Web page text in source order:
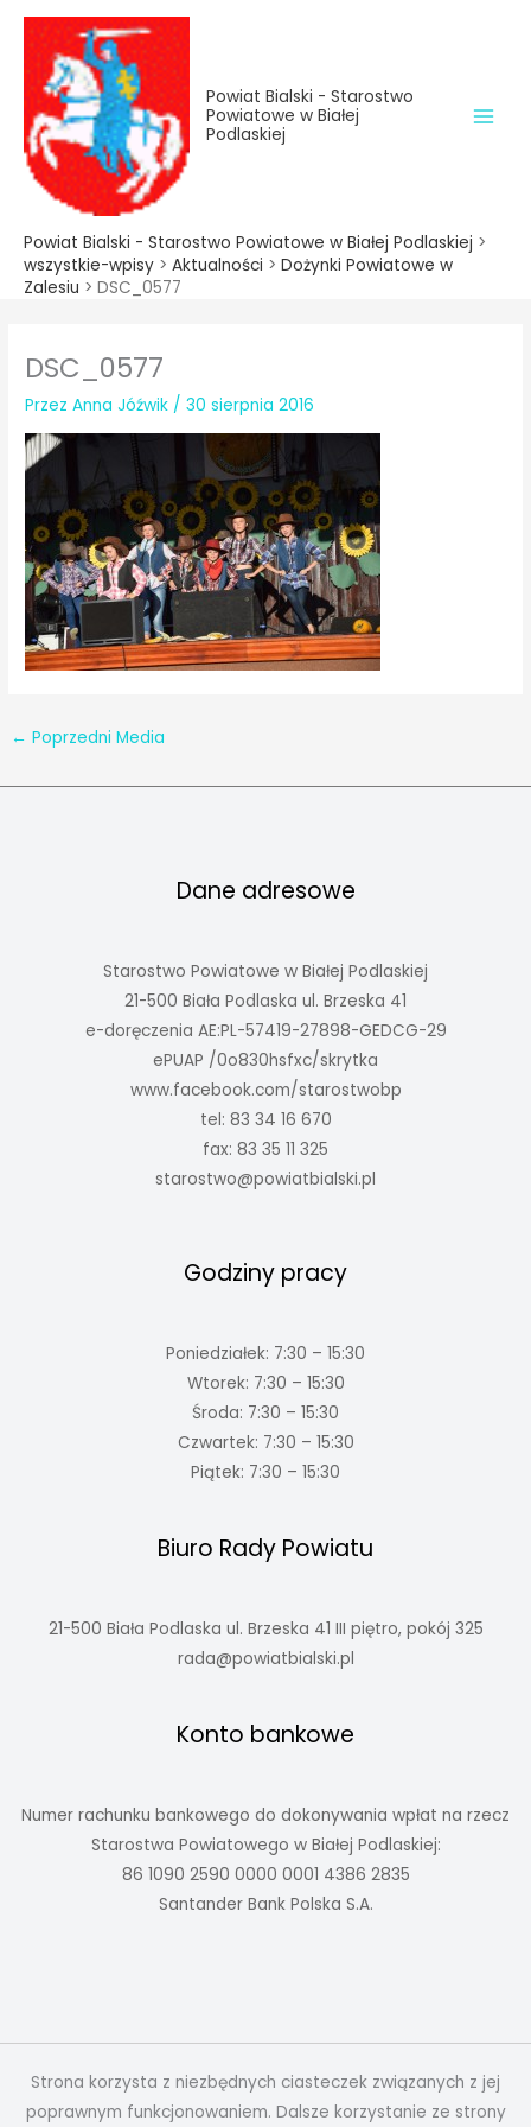
treści
Przejdź
treści
Powiat Bialski - Starostwo
Powiatowe w Białej
Podlaskiej
Powiat Bialski - Starostwo Powiatowe w Białej Podlaskiej >
wszystkie-wpisy > Aktualności > Dożynki Powiatowe w
Zalesiu > DSC_0577
DSC_0577
PrzezAnna Jóźwik /30 sierpnia 2016
← Poprzedni Media
Dane adresowe
Starostwo Powiatowe w Białej Podlaskiej
21-500 Biała Podlaska ul. Brzeska 41
e-doręczenia AE:PL-57419-27898-GEDCG-29
ePUAP /0o830hsfxc/skrytka
www.facebook.com/starostwobp
tel: 83 34 16 670
fax: 83 35 11 325
starostwo@powiatbialski.pl
Godziny pracy
Poniedziałek: 7:30 – 15:30
Wtorek: 7:30 – 15:30
Środa: 7:30 – 15:30
Czwartek: 7:30 – 15:30
Piątek: 7:30 – 15:30
Biuro Rady Powiatu
21-500 Biała Podlaska ul. Brzeska 41 III piętro, pokój 325
rada@powiatbialski.pl
Konto bankowe
Numer rachunku bankowego do dokonywania wpłat na rzecz
Starostwa Powiatowego w Białej Podlaskiej:
86 1090 2590 0000 0001 4386 2835
Santander Bank Polska S.A.
Strona korzysta z niezbędnych ciasteczek związanych z jej
poprawnym funkcjonowaniem. Dalsze korzystanie ze strony